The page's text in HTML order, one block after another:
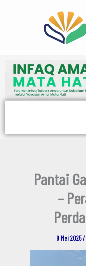
Pantai
–
9 Mei 2025/